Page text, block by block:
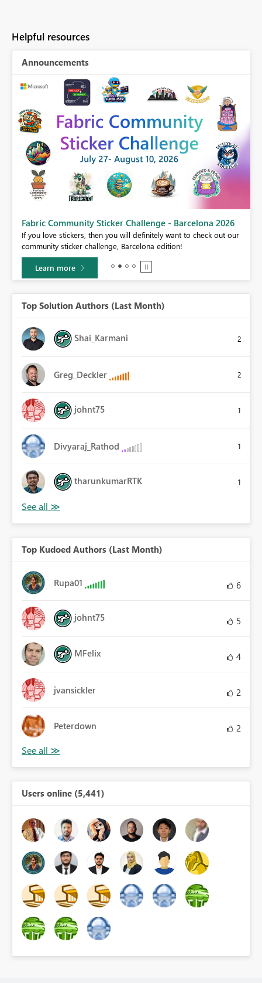
Helpful resources
Announcements
Fabric Community Sticker Challenge - Barcelona 2026
If you love stickers, then you will definitely want to check out our
community sticker challenge, Barcelona edition!
Learn more
Top Solution Authors (Last Month)
Shai_Karmani 2
Greg_Deckler 2
johnt75 1
Divyaraj_Rathod 1
tharunkumarRTK 1
Top Kudoed Authors (Last Month)
Rupa01 6
johnt75 5
MFelix 4
jvansickler 2
Peterdown 2
Users online (5,441)